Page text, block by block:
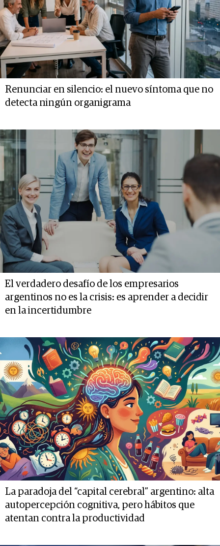
Renunciar en silencio: el nuevo síntoma que no
detecta ningún organigrama
El verdadero desafío de los empresarios
argentinos no es la crisis: es aprender a decidir
en la incertidumbre
La paradoja del “capital cerebral” argentino: alta
autopercepción cognitiva, pero hábitos que
atentan contra la productividad